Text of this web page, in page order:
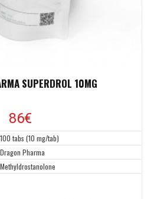
SUPERDROL 10MG
86€
100 tabs (10 mg/tab)
Dragon Pharma
Methyldrostanolone